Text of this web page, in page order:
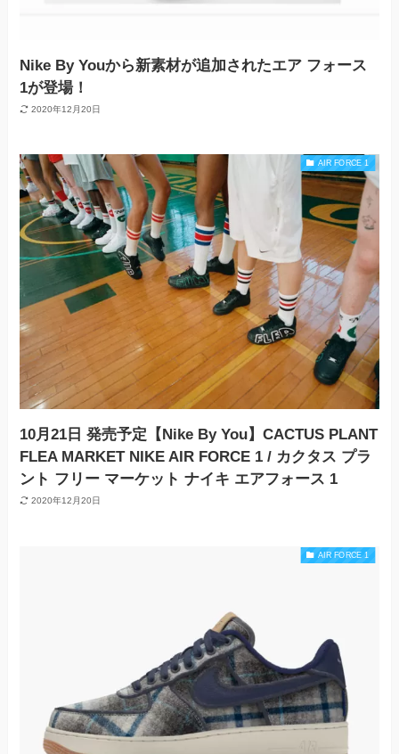
Nike By Youから新素材が追加されたエア フォース
1が登場！
2020年12月20日
AIR FORCE 1
10月21日 発売予定【Nike By You】CACTUS PLANT
FLEA MARKET NIKE AIR FORCE 1 / カクタス プラ
ント フリー マーケット ナイキ エアフォース 1
2020年12月20日
AIR FORCE 1